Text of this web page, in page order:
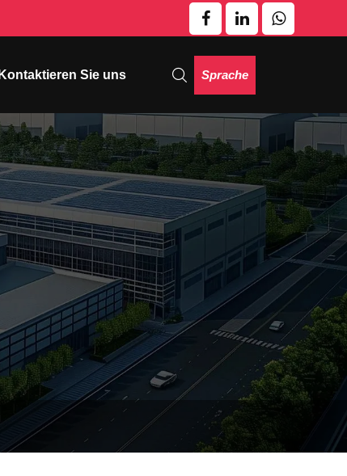
Kontaktieren Sie uns Sprache